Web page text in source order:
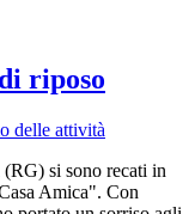
riposo
delle attività
si sono recati in
Amica". Con